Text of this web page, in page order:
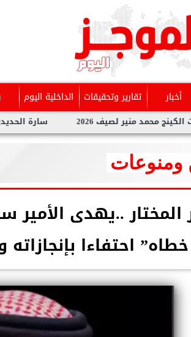
أخبار تقارير وتحقيقات الداخلية اليوم
سارة الحديدي..تواجه منير لصيف 2026
ومنوعات
المختار ..يهدى
خطاه” احتفاءا